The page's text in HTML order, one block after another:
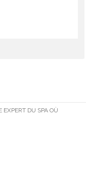
EXPERT DU SPA OÙ